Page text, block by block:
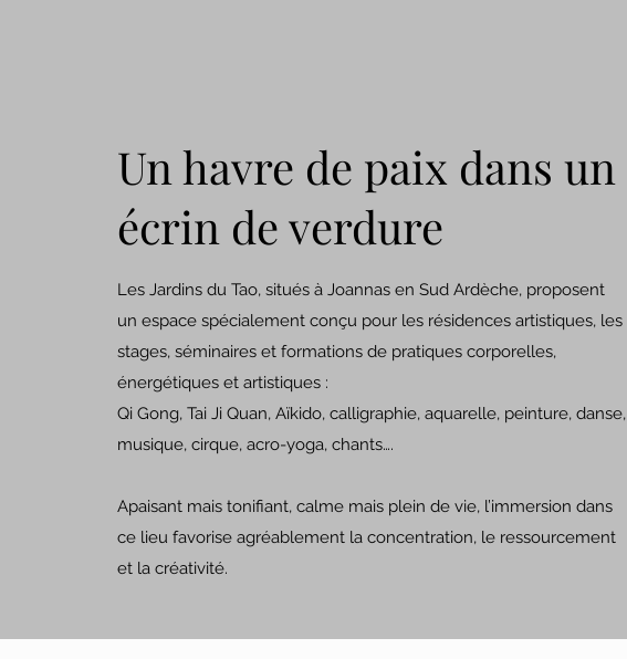
Un havre de paix dans un
écrin de verdure
Les Jardins du Tao, situés à Joannas en Sud Ardèche, proposent
un espace spécialement conçu pour les résidences artistiques, les
stages, séminaires et formations de pratiques corporelles,
énergétiques et artistiques :
Qi Gong, Tai Ji Quan, Aïkido, calligraphie, aquarelle, peinture, danse,
musique, cirque, acro-yoga, chants….
Apaisant mais tonifiant, calme mais plein de vie, l’immersion dans
ce lieu favorise agréablement la concentration, le ressourcement
et la créativité.